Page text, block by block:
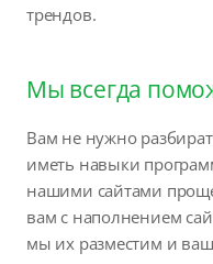
трендов.
Мы всегда
Вам не нужно
иметь навыки
нашими сайтами
вам с наполнением
мы их разместим и ваш